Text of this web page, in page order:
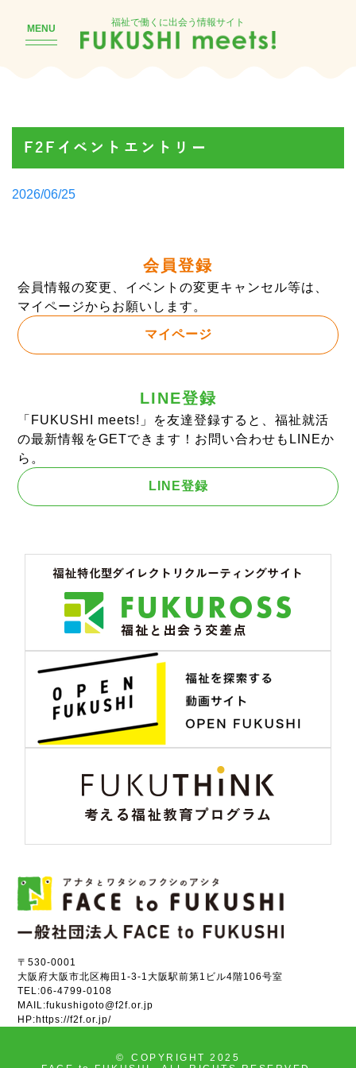
MENU
福祉で働くに出会う情報サイト
F2Fイベントエントリー
Posted
2026/06/25
会員登録
会員情報の変更、イベントの変更キャンセル等は、
マイページからお願いします。
マイページ
LINE登録
「FUKUSHI meets!」を友達登録すると、福祉就活
の最新情報をGETできます！お問い合わせもLINEか
ら。
LINE登録
〒530-0001
大阪府大阪市北区梅田1-3-1大阪駅前第1ビル4階106号室
TEL:06-4799-0108
MAIL:fukushigoto@f2f.or.jp
HP:https://f2f.or.jp/
©
COPYRIGHT 2025